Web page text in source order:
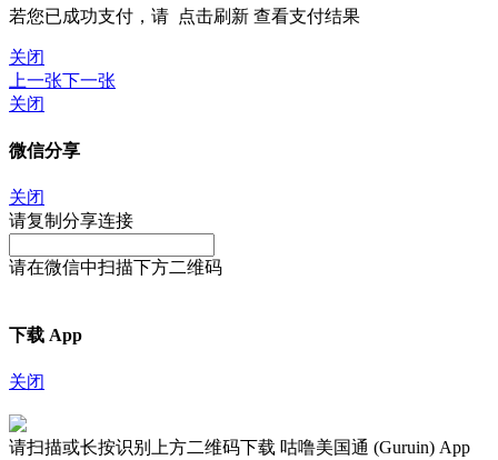
若您已成功支付，请 点击刷新 查看支付结果
关闭
上一张下一张
关闭
微信分享
关闭
请复制分享连接
请在微信中扫描下方二维码
下载 App
关闭
请扫描或长按识别上方二维码下载 咕噜美国通 (Guruin) App